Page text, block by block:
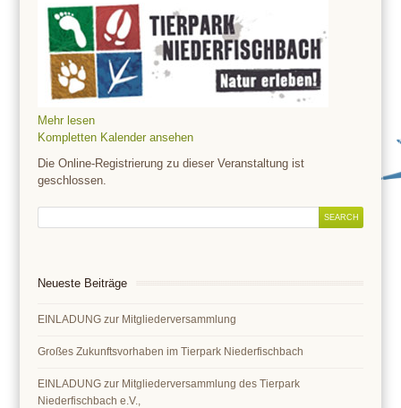
Mehr lesen
Kompletten Kalender ansehen
Die Online-Registrierung zu dieser Veranstaltung ist
geschlossen.
Neueste Beiträge
EINLADUNG zur Mitgliederversammlung
Großes Zukunftsvorhaben im Tierpark Niederfischbach
EINLADUNG zur Mitgliederversammlung des Tierpark
Niederfischbach e.V.,